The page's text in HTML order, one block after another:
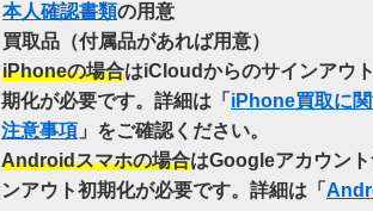
本人確認書類の用意
買取品（付属品があれば用意）
iPhoneの場合はiCloudからのサインアウ
期化が必要です。詳細は「 iPhone買取に
注意事項 」をご確認ください。
Androidスマホの場合はGoogleアカウント
ンアウト初期化が必要です。詳細は「